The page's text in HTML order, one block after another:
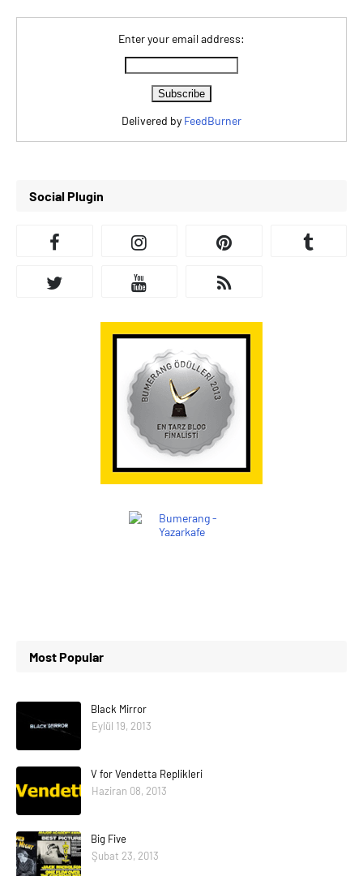
Enter your email address:
Delivered by FeedBurner
Social Plugin
Most Popular
Black Mirror
Eylül 19, 2013
V for Vendetta Replikleri
Haziran 08, 2013
Big Five
Şubat 23, 2013